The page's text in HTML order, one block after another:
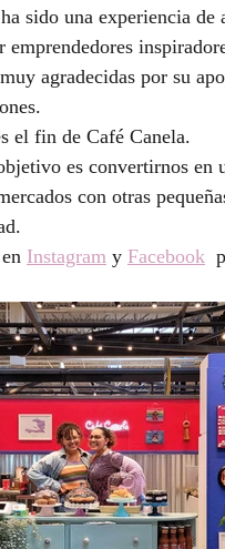
sido una experiencia
emprendedores
agradecidas por su
el fin de Café Canela.
es convertirnos en
con otras
Instagram y Facebook